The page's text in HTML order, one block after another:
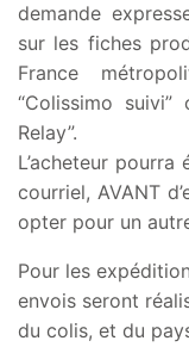
demande
sur les fiches
France
“Colissimo suivi”
Relay”.
L’acheteur
courriel, AVANT
opter pour un
Pour les
envois seront
du colis, et du